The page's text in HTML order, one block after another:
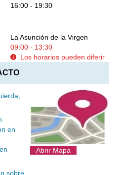
16:00 - 19:30
La Asunción de la Virgen
09:00 - 13:30
Los horarios pueden diferir
en
sobre
Abrir Mapa